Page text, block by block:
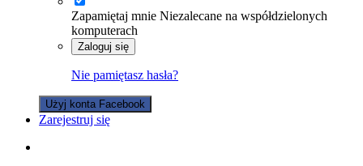
Zapamiętaj mnie Niezalecane na współdzielonych
komputerach
Zaloguj się
Nie pamiętasz hasła?
Użyj konta Facebook
Zarejestruj się